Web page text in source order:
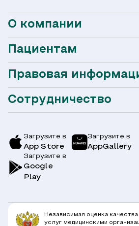
О компании
О сети Ниармедик
Врачи
Клиники
Комплексные программы
Пациентам
Мобильное приложение
Заболевания
Симптомы
Правовая информация
Правовая
Оформление налогового вычета
Вопрос-Ответ по ОМС
Сотрудничество
Загрузите в
App Store
Загрузите в
AppGallery
Загрузите в
Google
Play
Независимая оценка
услуг медицинскими